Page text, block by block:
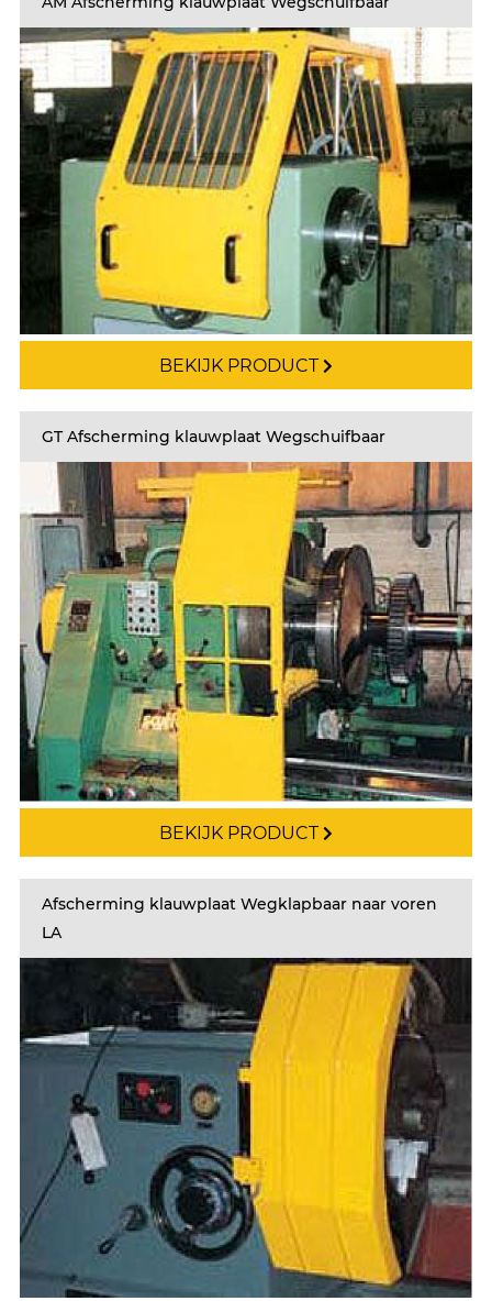
BEKIJK PRODUCT
GT Afscherming klauwplaat Wegschuifbaar
BEKIJK PRODUCT
Afscherming klauwplaat Wegklapbaar naar voren
LA